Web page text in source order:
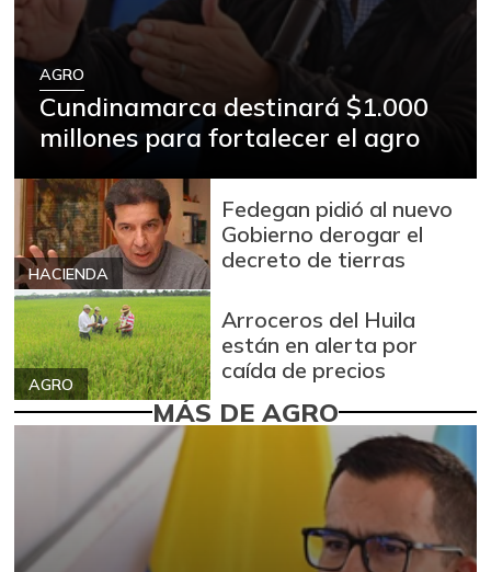
AGRO
Cundinamarca destinará $1.000
millones para fortalecer el agro
HACIENDA
Fedegan pidió al nuevo
Gobierno derogar el
decreto de tierras
AGRO
Arroceros del Huila
están en alerta por
caída de precios
MÁS DE AGRO